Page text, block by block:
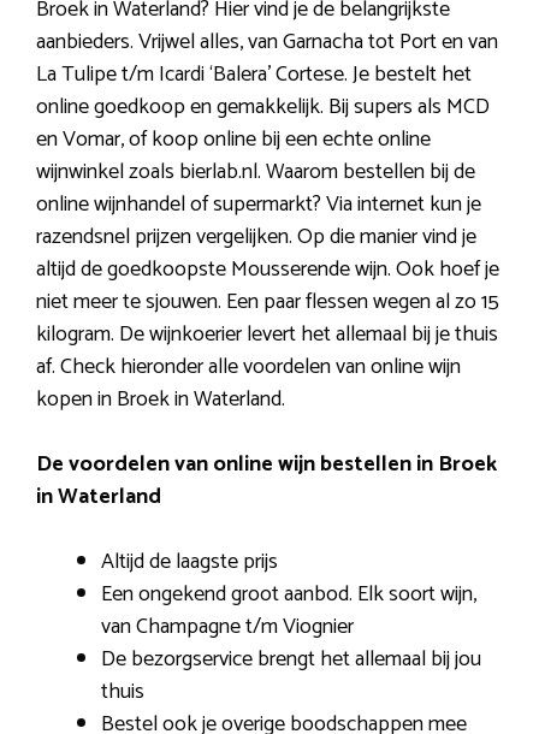
Broek in Waterland? Hier vind je de belangrijkste
aanbieders. Vrijwel alles, van Garnacha tot Port en van
La Tulipe t/m Icardi ‘Balera’ Cortese. Je bestelt het
online goedkoop en gemakkelijk. Bij supers als MCD
en Vomar, of koop online bij een echte online
wijnwinkel zoals bierlab.nl. Waarom bestellen bij de
online wijnhandel of supermarkt? Via internet kun je
razendsnel prijzen vergelijken. Op die manier vind je
altijd de goedkoopste Mousserende wijn. Ook hoef je
niet meer te sjouwen. Een paar flessen wegen al zo 15
kilogram. De wijnkoerier levert het allemaal bij je thuis
af. Check hieronder alle voordelen van online wijn
kopen in Broek in Waterland.
De voordelen van online wijn bestellen in Broek
in Waterland
Altijd de laagste prijs
Een ongekend groot aanbod. Elk soort wijn,
van Champagne t/m Viognier
De bezorgservice brengt het allemaal bij jou
thuis
Bestel ook je overige boodschappen mee